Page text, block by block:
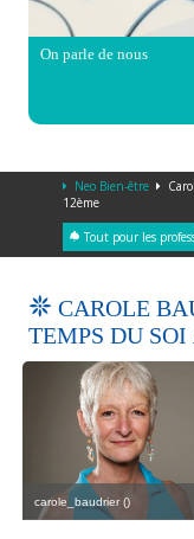
On parle de nous
Neo Bien-être
12ème
Tout pour les
CAROLE
TEMPS DU
carole_baudrier ()